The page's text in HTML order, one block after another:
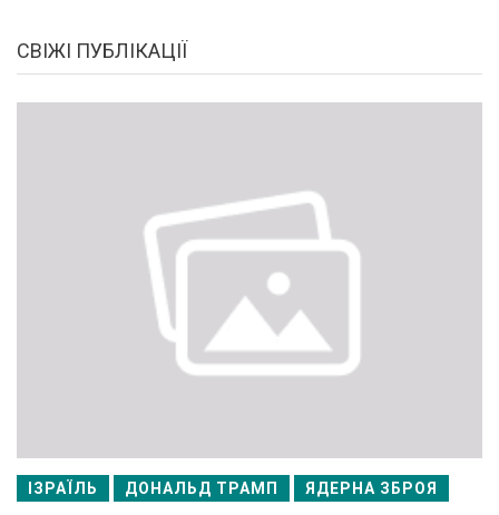
СВІЖІ ПУБЛІКАЦІЇ
ІЗРАЇЛЬ ДОНАЛЬД ТРАМП ЯДЕРНА ЗБРОЯ